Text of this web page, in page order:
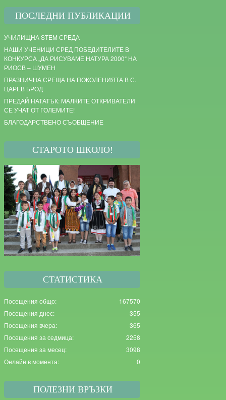
ПОСЛЕДНИ ПУБЛИКАЦИИ
УЧИЛИЩНА STEM СРЕДА
НАШИ УЧЕНИЦИ СРЕД ПОБЕДИТЕЛИТЕ В
КОНКУРСА „ДА РИСУВАМЕ НАТУРА 2000“ НА
РИОСВ – ШУМЕН
ПРАЗНИЧНА СРЕЩА НА ПОКОЛЕНИЯТА В С.
ЦАРЕВ БРОД
ПРЕДАЙ НАТАТЪК: МАЛКИТЕ ОТКРИВАТЕЛИ
СЕ УЧАТ ОТ ГОЛЕМИТЕ!
БЛАГОДАРСТВЕНО СЪОБЩЕНИЕ
СТАРОТО ШКОЛО!
СТАТИСТИКА
167570
Посещения общо:
355
Посещения днес:
365
Посещения вчера:
2258
Посещения за седмица:
3098
Посещения за месец:
0
Онлайн в момента:
ПОЛЕЗНИ ВРЪЗКИ